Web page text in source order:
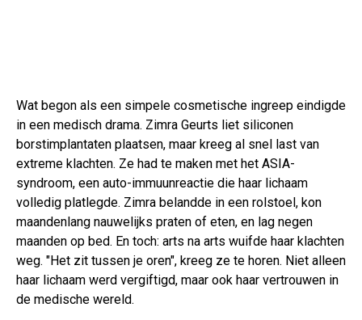
Wat begon als een simpele cosmetische ingreep eindigde
in een medisch drama. Zimra Geurts liet siliconen
borstimplantaten plaatsen, maar kreeg al snel last van
extreme klachten. Ze had te maken met het ASIA-
syndroom, een auto-immuunreactie die haar lichaam
volledig platlegde. Zimra belandde in een rolstoel, kon
maandenlang nauwelijks praten of eten, en lag negen
maanden op bed. En toch: arts na arts wuifde haar klachten
weg. "Het zit tussen je oren", kreeg ze te horen. Niet alleen
haar lichaam werd vergiftigd, maar ook haar vertrouwen in
de medische wereld.